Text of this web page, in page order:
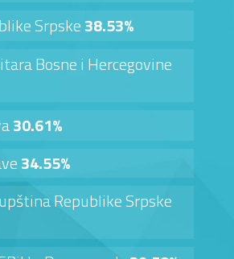
Srpske38.53%
Bosne i Hercegovine
30.61%
34.55%
Republike Srpske